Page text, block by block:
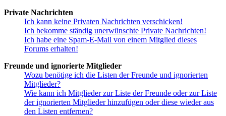
Private Nachrichten
Ich kann keine Privaten Nachrichten verschicken!
Ich bekomme ständig unerwünschte Private Nachrichten!
Ich habe eine Spam-E-Mail von einem Mitglied dieses
Forums erhalten!
Freunde und ignorierte Mitglieder
Wozu benötige ich die Listen der Freunde und ignorierten
Mitglieder?
Wie kann ich Mitglieder zur Liste der Freunde oder zur Liste
der ignorierten Mitglieder hinzufügen oder diese wieder aus
den Listen entfernen?